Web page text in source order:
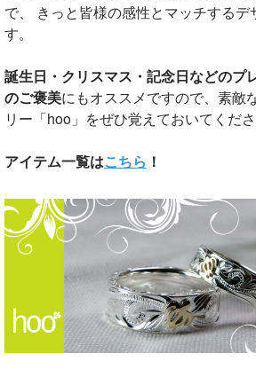
で、 きっと皆様の感性とマッチするデ
す。
誕生日・クリスマス・記念日などのプ
のご褒美にもオススメですので、素敵
リー「hoo」をぜひ覚えておいてくだ
アイテム一覧はこちら ！